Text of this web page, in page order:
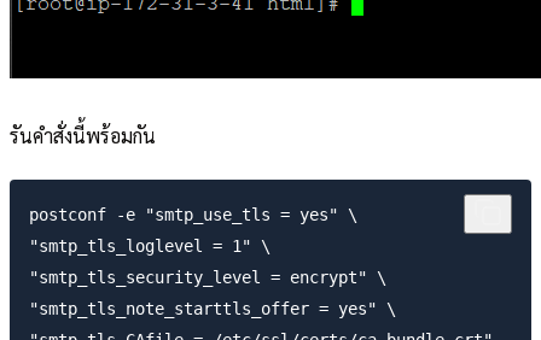
รันคำสั่งนี้พร้อมกัน
postconf -e "smtp_use_tls = yes" \
"smtp_tls_loglevel = 1" \
"smtp_tls_security_level = encrypt" \
"smtp_tls_note_starttls_offer = yes" \